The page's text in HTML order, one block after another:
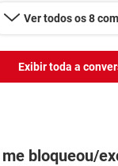
Ver todos os 8
Exibir toda a
bloqueou/